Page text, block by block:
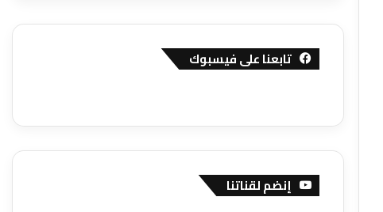
تابعنا على فيسبوك
إنضم لقناتنا